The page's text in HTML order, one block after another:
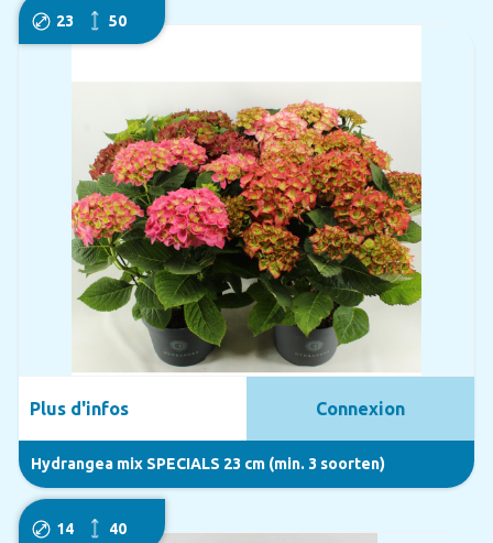
23 50
Hydrangea mix SPECIALS 23 cm (min. 3 soorten)
Plus d'infos Connexion
14 40